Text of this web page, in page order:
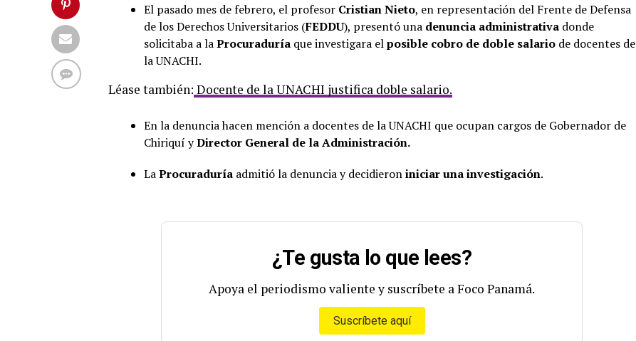
El pasado mes de febrero, el profesor Cristian Nieto, en representación del Frente de Defensa
de los Derechos Universitarios (FEDDU), presentó una denuncia administrativa donde
solicitaba a laProcuraduría que investigara elposible cobro de doble salario de docentes de
la UNACHI.
Léase también: Docente de la UNACHI justifica doble salario.
En la denuncia hacen mención a docentes de la UNACHI que ocupan cargos de Gobernador de
Chiriquí yDirector General de la Administración.
LaProcuraduría admitió la denuncia y decidieroniniciar una investigación.
¿Te gusta lo que lees?
Apoya el periodismo valiente y suscríbete a Foco Panamá.
Suscríbete aquí